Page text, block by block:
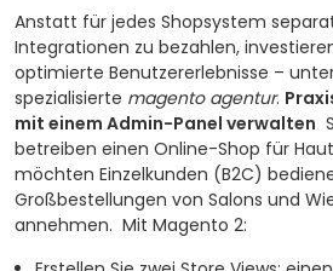
Anstatt für jedes Shopsystem
Integrationen zu bezahlen,
optimierte Benutzererlebnisse –
spezialisierte magento agentur.
mit einem Admin-Panel verwalten
betreiben einen Online-Shop für
möchten Einzelkunden (B2C)
Großbestellungen von Salons und
annehmen. Mit Magento 2: